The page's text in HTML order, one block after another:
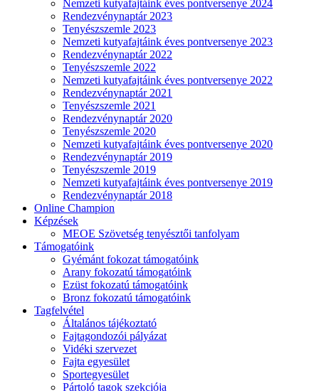
Nemzeti kutyafajtáink éves pontversenye 2024
Rendezvénynaptár 2023
Tenyészszemle 2023
Nemzeti kutyafajtáink éves pontversenye 2023
Rendezvénynaptár 2022
Tenyészszemle 2022
Nemzeti kutyafajtáink éves pontversenye 2022
Rendezvénynaptár 2021
Tenyészszemle 2021
Rendezvénynaptár 2020
Tenyészszemle 2020
Nemzeti kutyafajtáink éves pontversenye 2020
Rendezvénynaptár 2019
Tenyészszemle 2019
Nemzeti kutyafajtáink éves pontversenye 2019
Rendezvénynaptár 2018
Online Champion
Képzések
MEOE Szövetség tenyésztői tanfolyam
Támogatóink
Gyémánt fokozat támogatóink
Arany fokozatú támogatóink
Ezüst fokozatú támogatóink
Bronz fokozatú támogatóink
Tagfelvétel
Általános tájékoztató
Fajtagondozói pályázat
Vidéki szervezet
Fajta egyesület
Sportegyesület
Pártoló tagok szekciója